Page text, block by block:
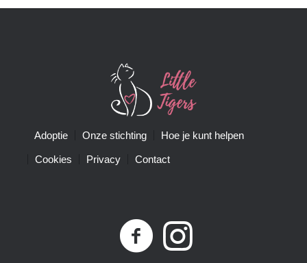
Adoptie Onze stichting Hoe je kunt helpen
Cookies Privacy Contact